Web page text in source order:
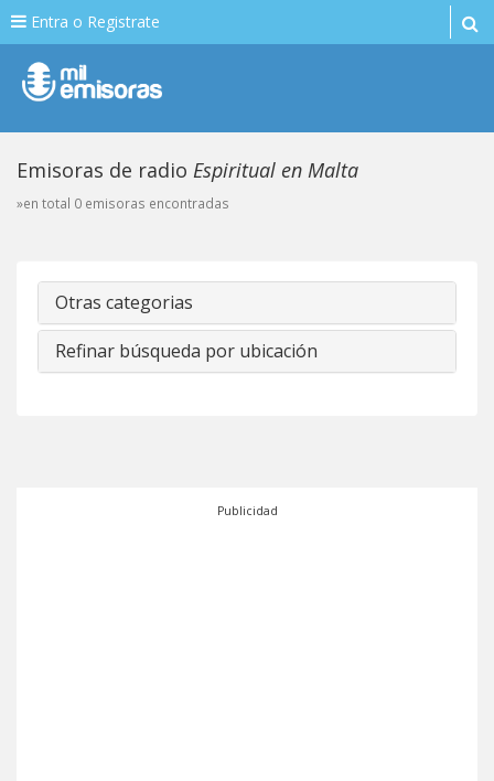
Entra o Registrate
Emisoras de radio Espiritual en Malta
»en total 0 emisoras encontradas
Otras categorias
Refinar búsqueda por ubicación
Publicidad